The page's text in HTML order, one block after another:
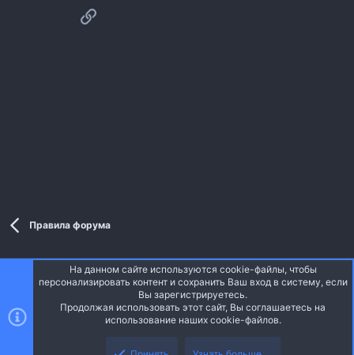
Ссылка
Правила форума
Style and add-ons by ThemeHouse
Перевод от Jumuro ®
Запросы 15 Время 0.0379s Память 3.56MB
Верх
На данном сайте используются cookie-файлы, чтобы
персонализировать контент и сохранить Ваш вход в систему, если
Вы зарегистрируетесь.
Продолжая использовать этот сайт, Вы соглашаетесь на
использование наших cookie-файлов.